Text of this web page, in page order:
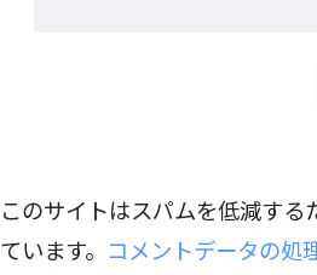
このサイトはスパムを低減す
ています。 コメントデータの処